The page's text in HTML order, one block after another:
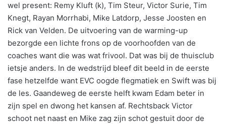
wel present: Remy Kluft (k), Tim Steur, Victor Surie, Tim
Knegt, Rayan Morrhabi, Mike Latdorp, Jesse Joosten en
Rick van Velden. De uitvoering van de warming-up
bezorgde een lichte frons op de voorhoofden van de
coaches want die was wat frivool. Dat was bij de thuisclub
ietsje anders. In de wedstrijd bleef dit beeld in de eerste
fase hetzelfde want EVC oogde flegmatiek en Swift was bij
de les. Gaandeweg de eerste helft kwam Edam beter in
zijn spel en dwong het kansen af. Rechtsback Victor
schoot net naast en Mike zag zijn schot gestuit door de